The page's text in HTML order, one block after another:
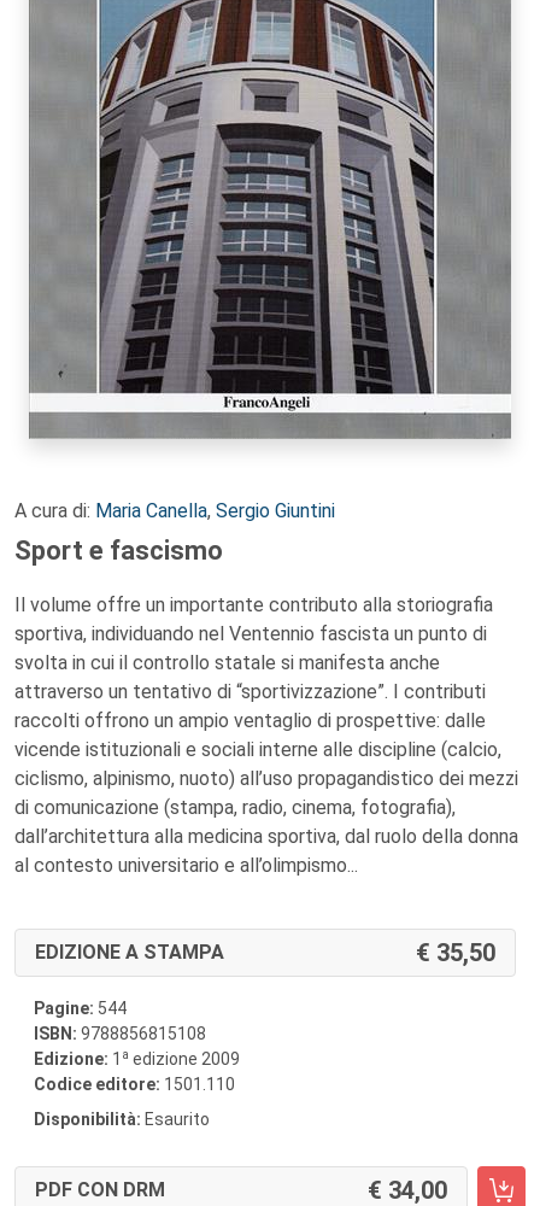
A cura di: Maria Canella, Sergio Giuntini
Sport e fascismo
Il volume offre un importante contributo alla storiografia
sportiva, individuando nel Ventennio fascista un punto di
svolta in cui il controllo statale si manifesta anche
attraverso un tentativo di “sportivizzazione”. I contributi
raccolti offrono un ampio ventaglio di prospettive: dalle
vicende istituzionali e sociali interne alle discipline (calcio,
ciclismo, alpinismo, nuoto) all’uso propagandistico dei mezzi
di comunicazione (stampa, radio, cinema, fotografia),
dall’architettura alla medicina sportiva, dal ruolo della donna
al contesto universitario e all’olimpismo...
EDIZIONE A STAMPA 35,50
Pagine: 544
ISBN: 9788856815108
Edizione: 1 a edizione 2009
Codice editore: 1501.110
Disponibilità: Esaurito
PDF CON DRM 34,00